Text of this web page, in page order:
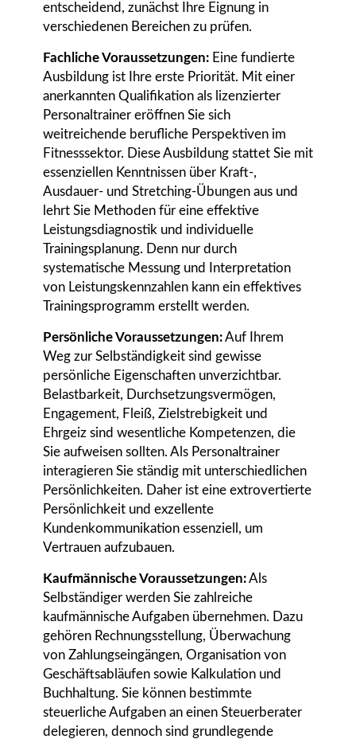
entscheidend, zunächst Ihre Eignung in
verschiedenen Bereichen zu prüfen.
Fachliche Voraussetzungen:Eine fundierte
Ausbildung ist Ihre erste Priorität. Mit einer
anerkannten Qualifikation als lizenzierter
Personaltrainer eröffnen Sie sich
weitreichende berufliche Perspektiven im
Fitnesssektor. Diese Ausbildung stattet Sie mit
essenziellen Kenntnissen über Kraft-,
Ausdauer- und Stretching-Übungen aus und
lehrt Sie Methoden für eine effektive
Leistungsdiagnostik und individuelle
Trainingsplanung. Denn nur durch
systematische Messung und Interpretation
von Leistungskennzahlen kann ein effektives
Trainingsprogramm erstellt werden.
Persönliche Voraussetzungen:Auf Ihrem
Weg zur Selbständigkeit sind gewisse
persönliche Eigenschaften unverzichtbar.
Belastbarkeit, Durchsetzungsvermögen,
Engagement, Fleiß, Zielstrebigkeit und
Ehrgeiz sind wesentliche Kompetenzen, die
Sie aufweisen sollten. Als Personaltrainer
interagieren Sie ständig mit unterschiedlichen
Persönlichkeiten. Daher ist eine extrovertierte
Persönlichkeit und exzellente
Kundenkommunikation essenziell, um
Vertrauen aufzubauen.
Kaufmännische Voraussetzungen:Als
Selbständiger werden Sie zahlreiche
kaufmännische Aufgaben übernehmen. Dazu
gehören Rechnungsstellung, Überwachung
von Zahlungseingängen, Organisation von
Geschäftsabläufen sowie Kalkulation und
Buchhaltung. Sie können bestimmte
steuerliche Aufgaben an einen Steuerberater
delegieren, dennoch sind grundlegende